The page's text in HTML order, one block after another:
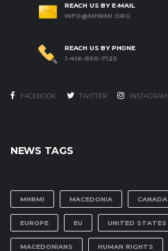
REACH US BY E-MAIL
INFO@MHRMI.ORG
REACH US BY PHONE
1-416-850-7125
FACEBOOK TWITTER INSTAGRAM
NEWS TAGS
MHRMI MACEDONIA CANADA
EUROPE EU UNITED STATES
MACEDONIANS HUMAN RIGHTS